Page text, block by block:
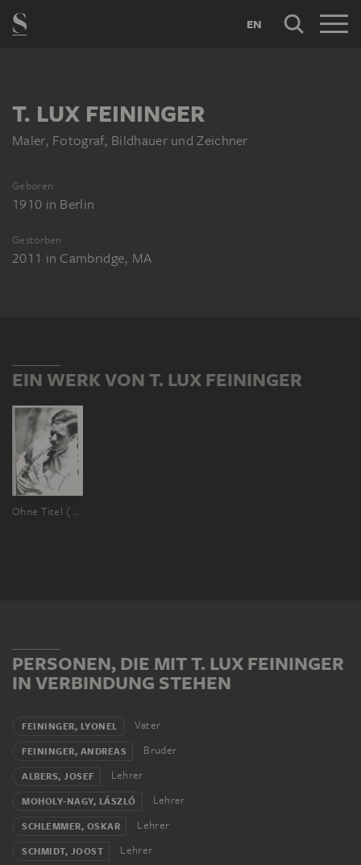
EN
T. LUX FEININGER
Maler, Fotograf, Bildhauer und Zeichner
Geboren
1910 in Berlin
Gestorben
2011 in Cambridge, MA
EIN WERK VON T. LUX FEININGER
Ohne Titel (Bauhausschüler mit Saxofon)
PERSONEN, DIE MIT T. LUX FEININGER
IN VERBINDUNG STEHEN
FEININGER, LYONEL Vater
FEININGER, ANDREAS Bruder
ALBERS, JOSEF Lehrer
MOHOLY-NAGY, LÁSZLÓ Lehrer
SCHLEMMER, OSKAR Lehrer
SCHMIDT, JOOST Lehrer